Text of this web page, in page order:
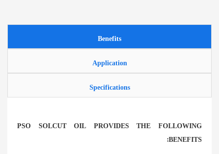
Benefits
Application
Specifications
PSO SOLCUT OIL PROVIDES THE FOLLOWING
BENEFITS: